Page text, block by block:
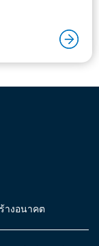
างอนาคต